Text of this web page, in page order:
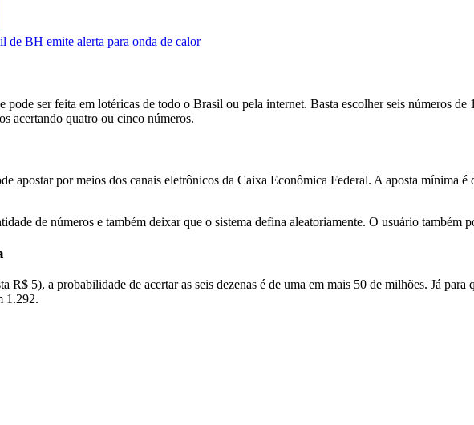
de BH emite alerta para onda de calor
pode ser feita em lotéricas de todo o Brasil ou pela internet. Basta escolher seis números
acertando quatro ou cinco números.
apostar por meios dos canais eletrônicos da Caixa Econômica Federal. A aposta mínima
de números e também deixar que o sistema defina aleatoriamente. O usuário também
R$ 5), a probabilidade de acertar as seis dezenas é de uma em mais 50 de milhões. Já
1.292.